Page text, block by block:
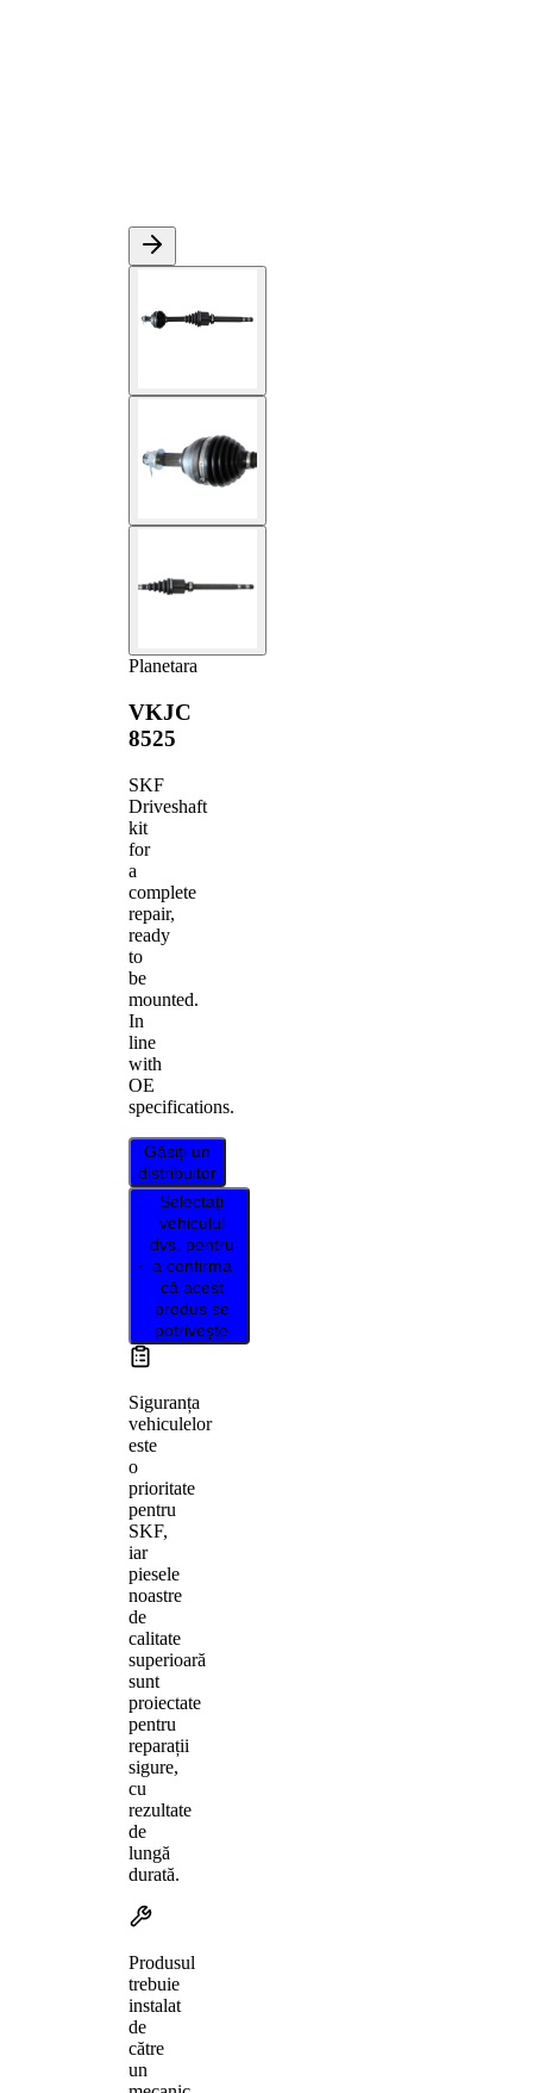
Planetara
VKJC
8525
SKF
Driveshaft
kit
for
a
complete
repair,
ready
to
be
mounted.
In
line
with
OE
specifications.
Găsiți un
distribuitor
Selectați
vehiculul
dvs. pentru
a confirma
că acest
produs se
potrivește
Siguranța
vehiculelor
este
o
prioritate
pentru
SKF,
iar
piesele
noastre
de
calitate
superioară
sunt
proiectate
pentru
reparații
sigure,
cu
rezultate
de
lungă
durată.
Produsul
trebuie
instalat
de
către
un